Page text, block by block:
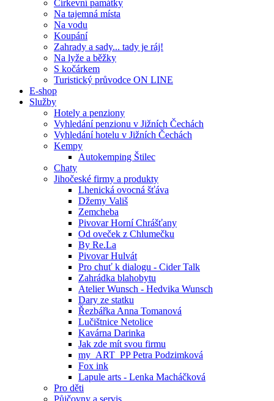
Církevní památky
Na tajemná místa
Na vodu
Koupání
Zahrady a sady... tady je ráj!
Na lyže a běžky
S kočárkem
Turistický průvodce ON LINE
E-shop
Služby
Hotely a penziony
Vyhledání penzionu v Jižních Čechách
Vyhledání hotelu v Jižních Čechách
Kempy
Autokemping Štilec
Chaty
Jihočeské firmy a produkty
Lhenická ovocná šťáva
Džemy Vališ
Zemcheba
Pivovar Horní Chrášťany
Od oveček z Chlumečku
By Re.La
Pivovar Hulvát
Pro chuť k dialogu - Cider Talk
Zahrádka blahobytu
Atelier Wunsch - Hedvika Wunsch
Dary ze statku
Řezbářka Anna Tomanová
Lučištnice Netolice
Kavárna Darinka
Jak zde mít svou firmu
my_ART_PP Petra Podzimková
Fox ink
Lapule arts - Lenka Macháčková
Pro děti
Půjčovny a servis